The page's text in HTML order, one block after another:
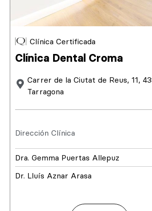
Clínica Certificada
Clínica Dental Croma
Carrer de la Ciutat de Reus, 11,
Tarragona
Dirección Clínica
Dra. Gemma Puertas Allepuz
Dr. Lluís Aznar Arasa